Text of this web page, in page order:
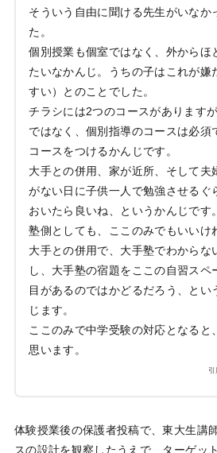
そういう自由に聞ける先生がいなか
た。
個別授業も個室ではなく、外からほ
たいなかんじ。うちの子はこれが嫌
すい）とのことでした。
チラシには2つのコースがあります
ではなく、個別指導のコースは必須
コースをつけるかんじです。
大手との併用、家が近所、そして夫
がない日に子供一人で勉強させるぐ
おいたら良いね、というかんじです。
塾側としても、ここのみでもいいけ
大手との併用で、大手塾でわからな
し、大手塾の宿題をここの自習スペ
目があるのではかどるだろう、とい
じます。
ここのみで中学受験の対応となると
思います。
引
体験授業後の保護者投稿で、東大生講
スの設計を観察したうえで、ターゲッ